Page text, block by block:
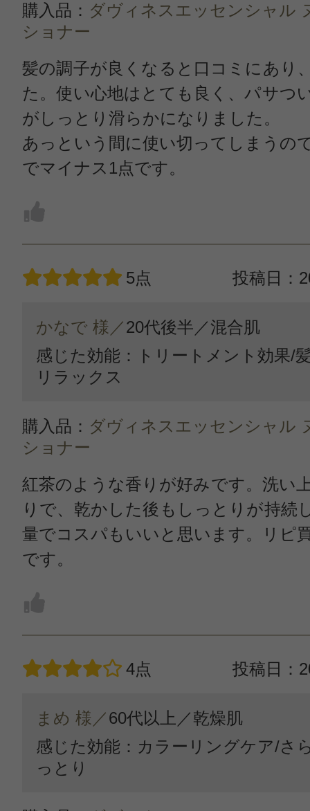
購入品： ダヴィネスエッセンシャル
ショナー
髪の調子が良くなると口コミにあり
た。使い心地はとても良く、パサつ
がしっとり滑らかになりました。
あっという間に使い切ってしまうの
でマイナス1点です。
5点 投稿日：
かなで 様／20代後半／混合肌
感じた効能：トリートメント効果/
リラックス
購入品： ダヴィネスエッセンシャル
ショナー
紅茶のような香りが好みです。洗い
りで、乾かした後もしっとりが持続
量でコスパもいいと思います。リピ
です。
4点 投稿日：
まめ 様／60代以上／乾燥肌
感じた効能：カラーリングケア/さ
っとり